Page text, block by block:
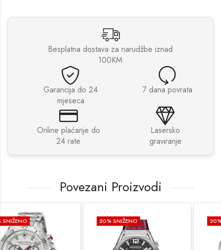
Besplatna dostava za narudžbe iznad
100KM
Garancija do 24
mjeseca
7 dana povrata
Online plaćanje do
24 rate
Lasersko
graviranje
Povezani Proizvodi
20